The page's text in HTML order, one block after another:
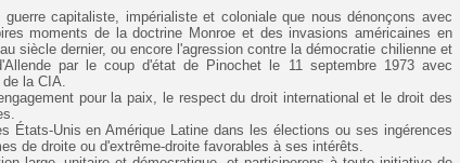
guerre capitaliste, impérialiste et coloniale que nous dénonçons avec
moments de la doctrine Monroe et des invasions américaines en
siècle dernier, ou encore l'agression contre la démocratie chilienne et
par le coup d'état de Pinochet le 11 septembre 1973 avec
la CIA.
pour la paix, le respect du droit international et le droit des
États-Unis en Amérique Latine dans les élections ou ses ingérences
de droite ou d'extrême-droite favorables à ses intérêts.